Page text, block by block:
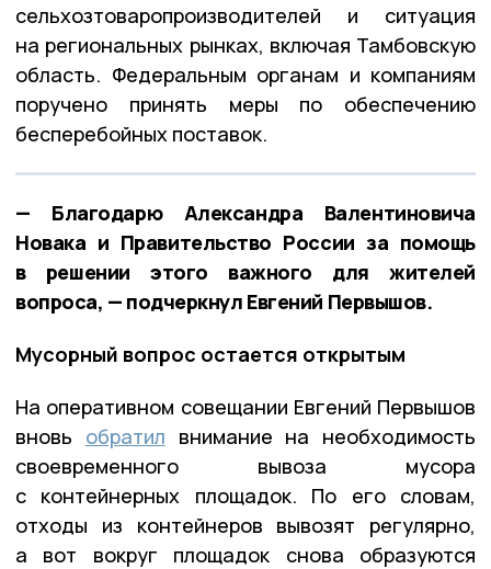
сельхозтоваропроизводителей и ситуация
на региональных рынках, включая Тамбовскую
область. Федеральным органам и компаниям
поручено принять меры по обеспечению
бесперебойных поставок.
— Благодарю Александра Валентиновича
Новака и Правительство России за помощь
в решении этого важного для жителей
вопроса, — подчеркнул Евгений Первышов.
Мусорный вопрос остается открытым
На оперативном совещании Евгений Первышов
вновь обратил внимание на необходимость
своевременного вывоза мусора
с контейнерных площадок. По его словам,
отходы из контейнеров вывозят регулярно,
а вот вокруг площадок снова образуются